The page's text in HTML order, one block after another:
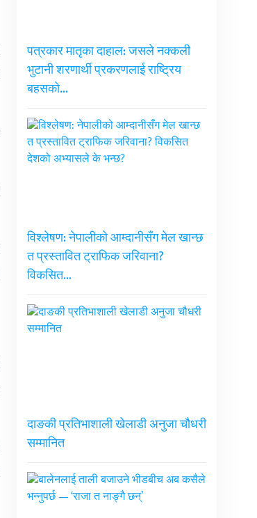
पत्रकार मातृका दाहाल: जसले नक्कली
भुटानी शरणार्थी प्रकरणलाई राष्ट्रिय
बहसको…
विश्लेषण: नेपालीको आम्दानीसँग मेल खान्छ
त प्रस्तावित ट्राफिक जरिवाना?
विकसित…
दाङकी प्रतिभाशाली खेलाडी अनुजा चौधरी
सम्मानित